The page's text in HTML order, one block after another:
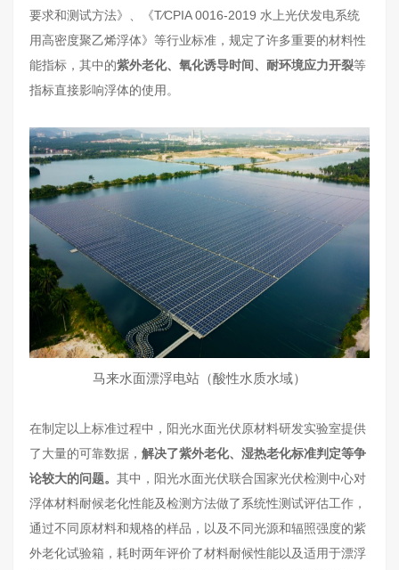
要求和测试方法》、《T∕CPIA 0016-2019 水上光伏发电系统
用高密度聚乙烯浮体》等行业标准，规定了许多重要的材料性
能指标，其中的紫外老化、氧化诱导时间、耐环境应力开裂等
指标直接影响浮体的使用。
马来水面漂浮电站（酸性水质水域）
在制定以上标准过程中，阳光水面光伏原材料研发实验室提供
了大量的可靠数据， 解决了紫外老化、湿热老化标准判定等争
论较大的问题。 其中，阳光水面光伏联合国家光伏检测中心对
浮体材料耐候老化性能及检测方法做了系统性测试评估工作，
通过不同原材料和规格的样品，以及不同光源和辐照强度的紫
外老化试验箱，耗时两年评价了材料耐候性能以及适用于漂浮